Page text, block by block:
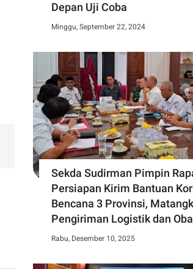
Depan Uji Coba
Minggu, September 22, 2024
Sekda Sudirman Pimpin
Persiapan Kirim Bantuan
Bencana 3 Provinsi,
Pengiriman Logistik dan
Rabu, Desember 10, 2025